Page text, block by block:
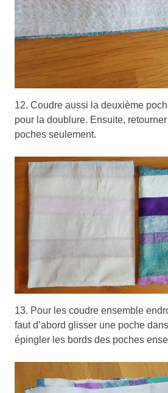
12. Coudre aussi la deuxième
pour la doublure. Ensuite,
poches seulement.
13. Pour les coudre ensemble
faut d’abord glisser une poche
épingler les bords des poches